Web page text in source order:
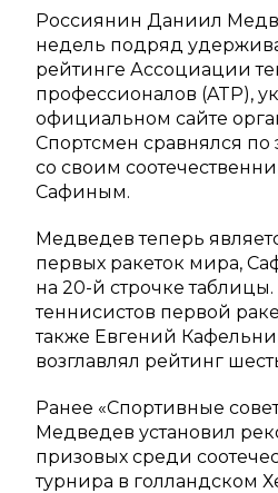
Россиянин Даниил
недель подряд
рейтинге Ассоциации
профессионалов (ATP),
официальном сайте
Спортсмен сравнялся по
со своим
Сафиным.
Медведев теперь
первых ракеток мира,
на 20-й строчке
теннисистов первой
также Евгений
возглавлял рейтинг
Ранее «Спортивные
Медведев установил
призовых среди
турнира в голландском